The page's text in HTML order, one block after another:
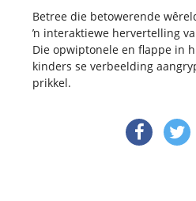
Betree die betowerende
ŉ interaktiewe hervertelling
Die opwiptonele en flappe in
kinders se verbeelding
prikkel.